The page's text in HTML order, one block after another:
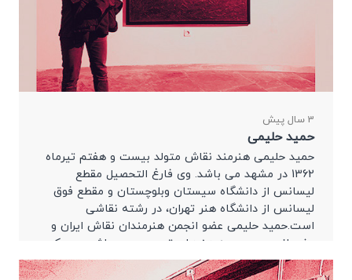
3 سال پیش
حمید حلیمی
حمید حلیمی هنرمند نقاش متولد بیست و هفتم تیرماه
1362 در مشهد می باشد. وی فارغ التحصیل مقطع
لیسانس از دانشگاه سیستان وبلوچستان و مقطع فوق
لیسانس از دانشگاه هنر تهران، در رشته نقاشی
است.حمید حلیمی عضو انجمن هنرمندان نقاش ایران و
عضو انجمن موسسه هنرهای تجسمی می باشد و سبک
کاری این هنرمند فیگوراتیو […]